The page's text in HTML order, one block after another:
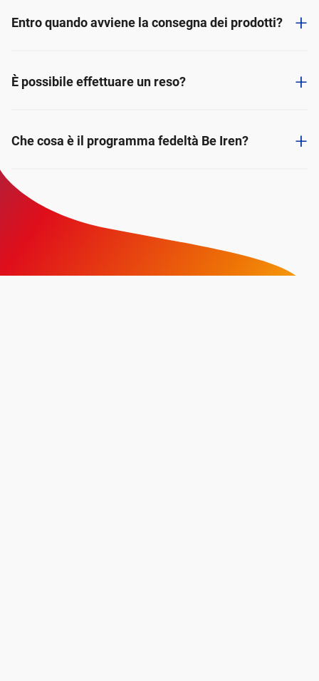
Entro quando avviene la consegna dei prodotti? +
È possibile effettuare un reso? +
Che cosa è il programma fedeltà Be Iren? +